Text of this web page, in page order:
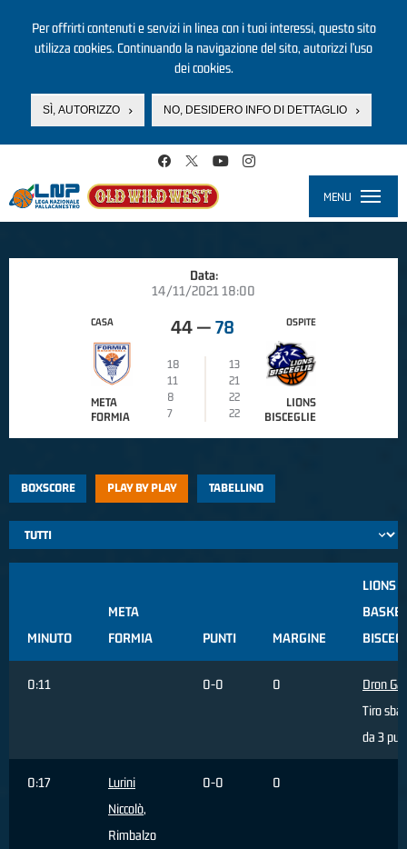
Per offrirti contenuti e servizi in linea con i tuoi interessi, questo sito
utilizza cookies. Continuando la navigazione del sito, autorizzi l’uso
dei cookies.
SÌ, AUTORIZZO NO, DESIDERO INFO DI DETTAGLIO
MENU
Data:
14/11/2021 18:00
CASA
META
FORMIA
44 — 78
18
13
11
21
8
22
7
22
OSPITE
LIONS
BISCEGLIE
BOXSCORE PLAY BY PLAY TABELLINO
MINUTO
META
FORMIA
PUNTI MARGINE
LIONS
BASKET
0:11 0-0 0
Dron
Tiro
da 3
0:17
Lurini
Niccolò,
Rimbalzo
0-0 0